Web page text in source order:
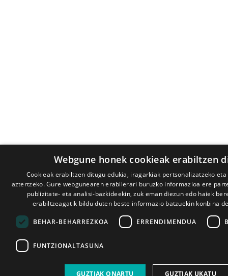
Webgune honek cookieak erabiltzen
Cookieak erabiltzen ditugu edukia, iragarkiak pertsonalizatzeko
aztertzeko. Gure webgunearen erabilerari buruzko informazioa ere
publizitate- eta analisi-bazkideekin, zuk eman diezun edo haiek
erabiltzeagatik bildu duten beste informazio batzuekin konbina
BEHAR-BEHARREZKOA ERRENDIMENDUA
FUNTZIONALTASUNA
GUZTIAK ONARTU GUZTIAK UKATU